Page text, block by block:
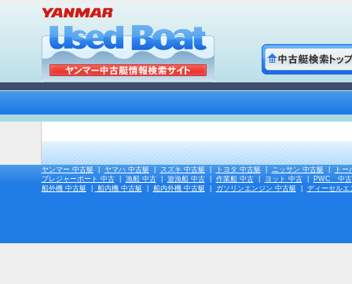
ヤンマー 中古艇 ヤマハ 中古艇 スズキ 中古艇 トヨタ 中古艇 ニッサン 中古艇
トー
プレジャーボート 中古| 漁船 中古| 遊漁船 中古| 作業船 中古| ヨット 中古|
PWC 中古
船外機 中古艇
船内機 中古艇 船内外機 中古艇 ガソリンエンジン 中古艇 ディーセルエ